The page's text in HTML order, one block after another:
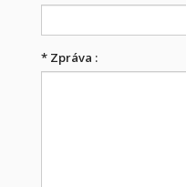
* Zpráva :